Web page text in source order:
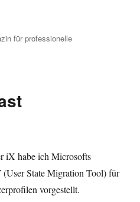
für professionelle
iX habe ich Microsofts
State Migration Tool) für
vorgestellt.